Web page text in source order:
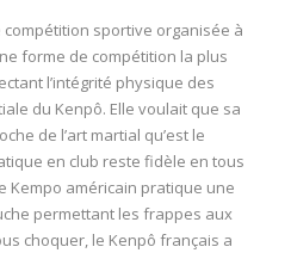
compétition sportive organisée à
forme de compétition la plus
l’intégrité physique des
du Kenpô. Elle voulait que sa
de l’art martial qu’est le
en club reste fidèle en tous
Kempo américain pratique une
permettant les frappes aux
choquer, le Kenpô français a